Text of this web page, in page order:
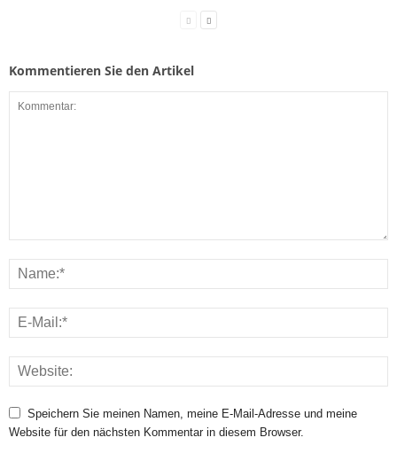
Kommentieren Sie den Artikel
Speichern Sie meinen Namen, meine E-Mail-Adresse und meine
Website für den nächsten Kommentar in diesem Browser.